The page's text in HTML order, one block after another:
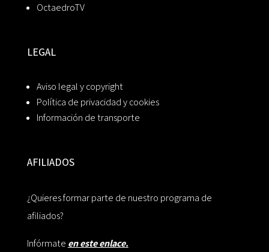
OctaedroTV
LEGAL
Aviso legal y copyright
Política de privacidad y cookies
Información de transporte
AFILIADOS
¿Quieres formar parte de nuestro programa de
afiliados?
Infórmate en este enlace.